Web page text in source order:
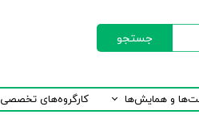
و همایش‌ها کارگروه‌های تخصصی
جستجو